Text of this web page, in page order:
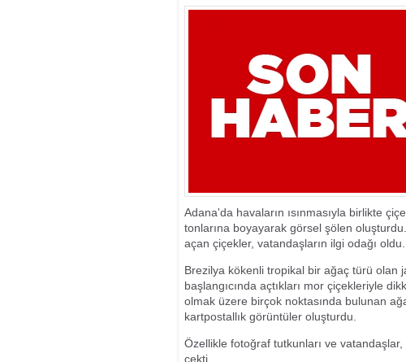
Adana'da havaların ısınmasıyla birlikte
tonlarına boyayarak görsel şölen
açan çiçekler, vatandaşların ilgi odağı oldu.
Brezilya kökenli tropikal bir ağaç türü olan
başlangıcında açtıkları mor çiçekleriyle
olmak üzere birçok noktasında bulunan
kartpostallık görüntüler oluşturdu.
Özellikle fotoğraf tutkunları ve
çekti.